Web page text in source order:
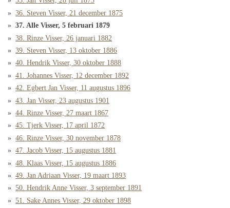
36. Steven Visser, 21 december 1875
37. Alle Visser, 5 februari 1879
38. Rinze Visser, 26 januari 1882
39. Steven Visser, 13 oktober 1886
40. Hendrik Visser, 30 oktober 1888
41. Johannes Visser, 12 december 1892
42. Egbert Jan Visser, 11 augustus 1896
43. Jan Visser, 23 augustus 1901
44. Rinze Visser, 27 maart 1867
45. Tjerk Visser, 17 april 1872
46. Rinze Visser, 30 november 1878
47. Jacob Visser, 15 augustus 1881
48. Klaas Visser, 15 augustus 1886
49. Jan Adriaan Visser, 19 maart 1893
50. Hendrik Anne Visser, 3 september 1891
51. Sake Annes Visser, 29 oktober 1898